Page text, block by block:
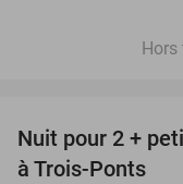
Nuit pour 2 +
à Trois-Ponts